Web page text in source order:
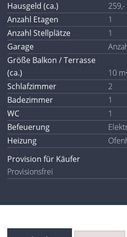
Hausgeld (ca.)
Anzahl Etagen
1
Anzahl Stellplätze
1
Garage
Größe Balkon / Terrasse
(ca.)
10
Schlafzimmer
2
Badezimmer
1
WC
1
Befeuerung
Heizung
Provision für Käufer
Provisionsfrei